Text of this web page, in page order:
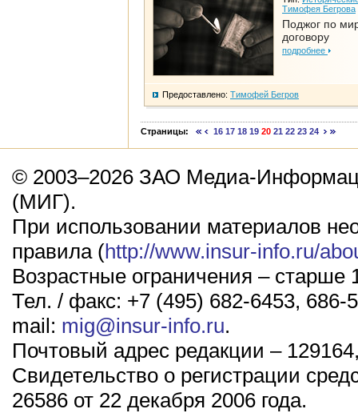
Тимофея Бегрова
Поджог по
договору
подробнее
Предоставлено: Тимофей Бегров
Страницы: 16 17 18 19 20 21 22 23 24
© 2003–2026 ЗАО Медиа-
(МИГ).
При использовании материалов
правила (http://www.insur-info.ru/
Возрастные ограничения – старше
Тел. / факс: +7 (495) 682-6453, 686-
mail: mig@insur-info.ru.
Почтовый адрес редакции –
Свидетельство о регистрации
26586 от 22 декабря 2006 года.